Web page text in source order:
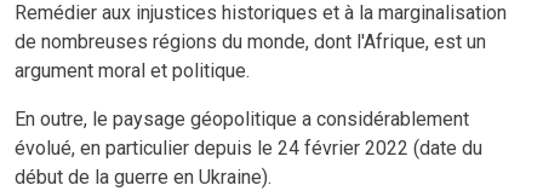
Remédier aux injustices historiques et à la marginalisation
de nombreuses régions du monde, dont l'Afrique, est un
argument moral et politique.
En outre, le paysage géopolitique a considérablement
évolué, en particulier depuis le 24 février 2022 (date du
début de la guerre en Ukraine).